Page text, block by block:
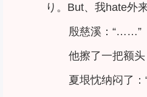
り。But、我hate外
殷慈溪：“……”
他擦了一把额
夏垠忱纳闷了